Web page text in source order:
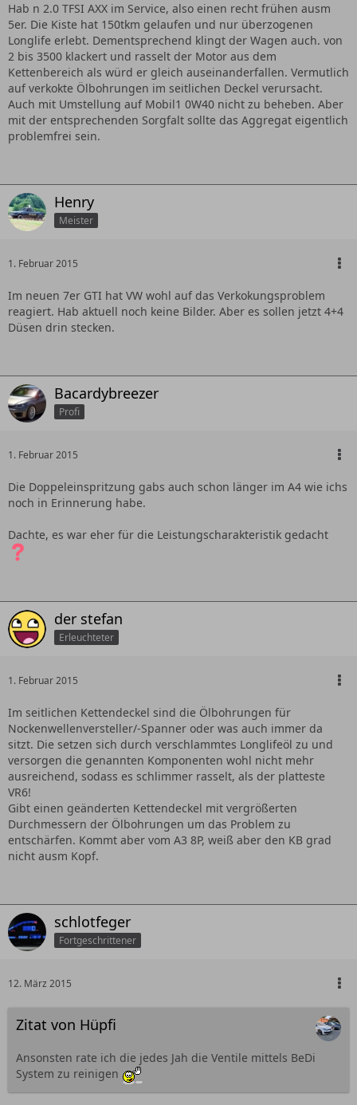
Hab n 2.0 TFSI AXX im Service, also einen recht frühen ausm
5er. Die Kiste hat 150tkm gelaufen und nur überzogenen
Longlife erlebt. Dementsprechend klingt der Wagen auch. von
2 bis 3500 klackert und rasselt der Motor aus dem
Kettenbereich als würd er gleich auseinanderfallen. Vermutlich
auf verkokte Ölbohrungen im seitlichen Deckel verursacht.
Auch mit Umstellung auf Mobil1 0W40 nicht zu beheben. Aber
mit der entsprechenden Sorgfalt sollte das Aggregat eigentlich
problemfrei sein.
Henry
Meister
1. Februar 2015
Im neuen 7er GTI hat VW wohl auf das Verkokungsproblem
reagiert. Hab aktuell noch keine Bilder. Aber es sollen jetzt 4+4
Düsen drin stecken.
Bacardybreezer
Profi
1. Februar 2015
Die Doppeleinspritzung gabs auch schon länger im A4 wie ichs
noch in Erinnerung habe.
Dachte, es war eher für die Leistungscharakteristik gedacht
der stefan
Erleuchteter
1. Februar 2015
Im seitlichen Kettendeckel sind die Ölbohrungen für
Nockenwellenversteller/-Spanner oder was auch immer da
sitzt. Die setzen sich durch verschlammtes Longlifeöl zu und
versorgen die genannten Komponenten wohl nicht mehr
ausreichend, sodass es schlimmer rasselt, als der platteste
VR6!
Gibt einen geänderten Kettendeckel mit vergrößerten
Durchmessern der Ölbohrungen um das Problem zu
entschärfen. Kommt aber vom A3 8P, weiß aber den KB grad
nicht ausm Kopf.
schlotfeger
Fortgeschrittener
12. März 2015
Zitat von Hüpfi
Ansonsten rate ich die jedes Jah die Ventile mittels BeDi
System zu reinigen